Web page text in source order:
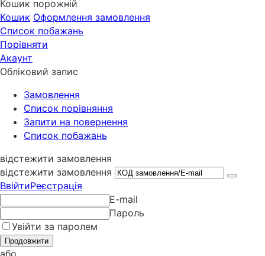
Кошик порожній
Кошик Оформлення замовлення
Список побажань
Порівняти
Акаунт
Обліковий запис
Замовлення
Cписок порівняння
Запити на повернення
Список побажань
відстежити замовлення
відстежити замовлення
ВвійтиРеєстрація
E-mail
Пароль
Увійти за паролем
Продовжити